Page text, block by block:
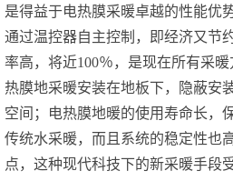
是得益于电热膜采暖卓越的性能优
通过温控器自主控制，即经济又节
率高，将近100％，是现在所有采
热膜地采暖安装在地板下，隐蔽安
空间；电热膜地暖的使用寿命长，
传统水采暖，而且系统的稳定性
点，这种现代科技下的新采暖手段